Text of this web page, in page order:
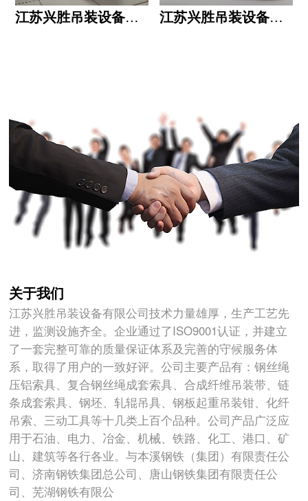
江苏兴胜吊装设备有限公司五大透明 江苏兴胜吊装设备有限公司运作模式
关于我们
江苏兴胜吊装设备有限公司技术力量雄厚，生产工艺先
进，监测设施齐全。企业通过了ISO9001认证，并建立
了一套完整可靠的质量保证体系及完善的守候服务体
系，取得了用户的一致好评。公司主要产品有：钢丝绳
压铝索具、复合钢丝绳成套索具、合成纤维吊装带、链
条成套索具、钢坯、轧辊吊具、钢板起重吊装钳、化纤
吊索、三动工具等十几类上百个品种。公司产品广泛应
用于石油、电力、冶金、机械、铁路、化工、港口、矿
山、建筑等各行各业。与本溪钢铁（集团）有限责任公
司、济南钢铁集团总公司、唐山钢铁集团有限责任公
司、芜湖钢铁有限公